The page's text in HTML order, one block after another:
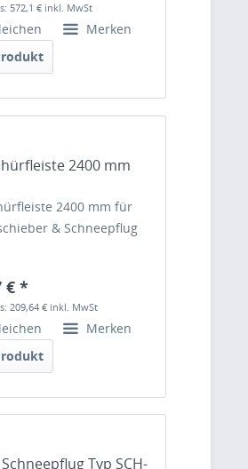
572,1 € inkl. MwSt
Merken
2400 mm
2400 mm für
& Schneepflug
€ *
209,64 € inkl. MwSt
Merken
Schneepflug Typ SCH-